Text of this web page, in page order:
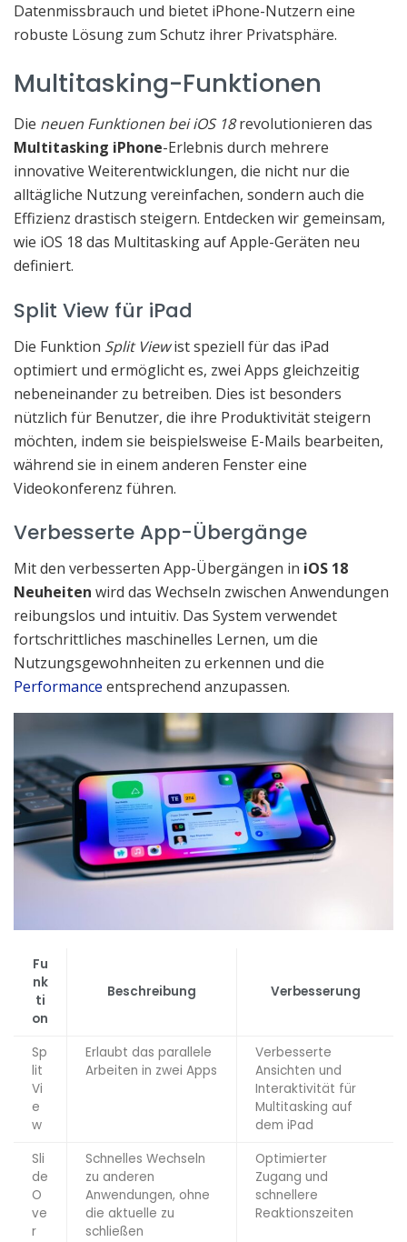
Datenmissbrauch und bietet iPhone-Nutzern eine
robuste Lösung zum Schutz ihrer Privatsphäre.
Multitasking-Funktionen
Die neuen Funktionen bei iOS 18revolutionieren das
Multitasking iPhone-Erlebnis durch mehrere
innovative Weiterentwicklungen, die nicht nur die
alltägliche Nutzung vereinfachen, sondern auch die
Effizienz drastisch steigern. Entdecken wir gemeinsam,
wie iOS 18 das Multitasking auf Apple-Geräten neu
definiert.
Split View für iPad
Die Funktion Split Viewist speziell für das iPad
optimiert und ermöglicht es, zwei Apps gleichzeitig
nebeneinander zu betreiben. Dies ist besonders
nützlich für Benutzer, die ihre Produktivität steigern
möchten, indem sie beispielsweise E-Mails bearbeiten,
während sie in einem anderen Fenster eine
Videokonferenz führen.
Verbesserte App-Übergänge
Mit den verbesserten App-Übergängen in iOS 18
Neuheiten wird das Wechseln zwischen Anwendungen
reibungslos und intuitiv. Das System verwendet
fortschrittliches maschinelles Lernen, um die
Nutzungsgewohnheiten zu erkennen und die
Performance entsprechend anzupassen.
Fu
nk
ti
on
Beschreibung Verbesserung
Sp
lit
Vi
e
w
Erlaubt das parallele
Arbeiten in zwei Apps
Verbesserte
Ansichten und
Interaktivität für
Multitasking auf
dem iPad
Sli
de
O
ve
r
Schnelles Wechseln
zu anderen
Anwendungen, ohne
die aktuelle zu
schließen
Optimierter
Zugang und
schnellere
Reaktionszeiten